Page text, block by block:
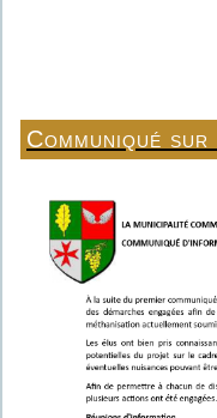
Communiqué